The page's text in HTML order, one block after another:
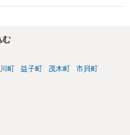
思います。
む
町 益子町 茂木町
市貝町